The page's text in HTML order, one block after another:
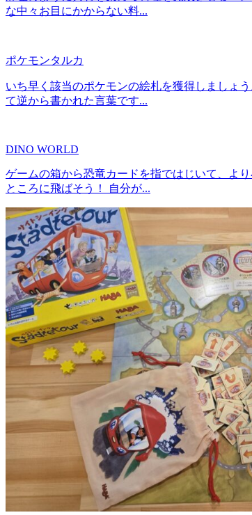
な中々お目にかからない料...
ポケモンタルカ
いち早く該当のポケモンの絵札を獲得しましょ
て逆から書かれた言葉です...
DINO WORLD
ゲームの箱から恐竜カードを指ではじいて、よ
ところに飛ばそう！ 自分が...